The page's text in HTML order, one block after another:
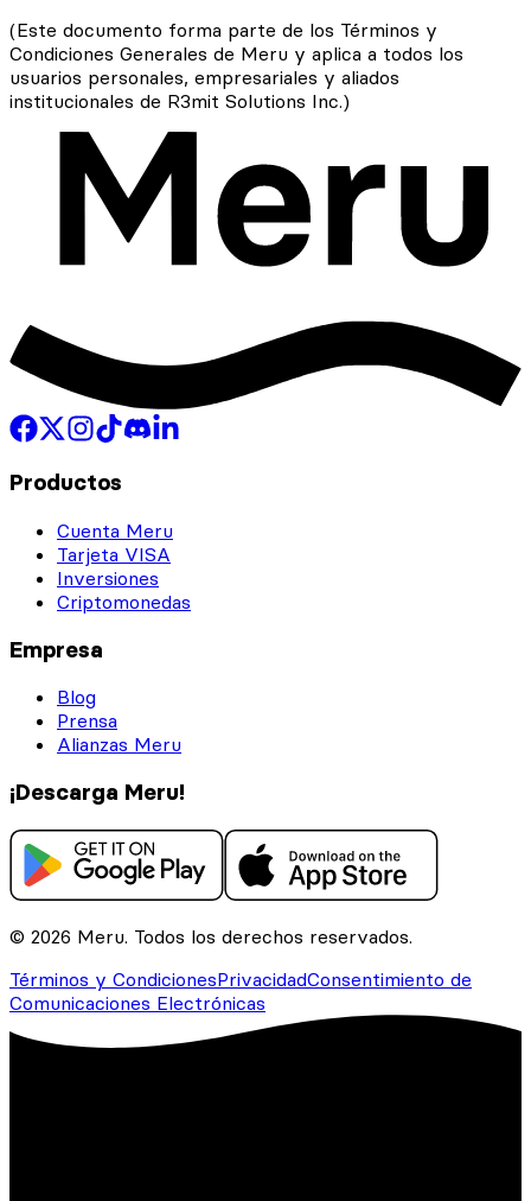
(Este documento forma parte de los Términos y
Condiciones Generales de Meru y aplica a todos los
usuarios personales, empresariales y aliados
institucionales de R3mit Solutions Inc.)
Productos
Cuenta Meru
Tarjeta VISA
Inversiones
Criptomonedas
Empresa
Blog
Prensa
Alianzas Meru
¡Descarga Meru!
© 2026 Meru. Todos los derechos reservados.
Términos y CondicionesPrivacidadConsentimiento de
Comunicaciones Electrónicas